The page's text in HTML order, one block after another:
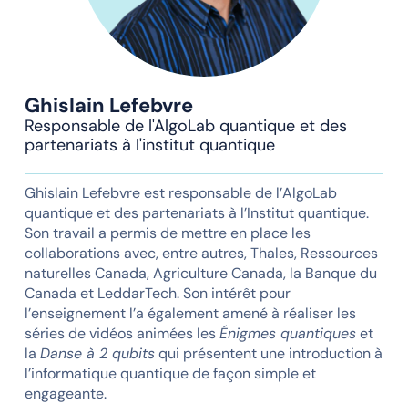
Ghislain Lefebvre
Responsable de l'AlgoLab quantique et des
partenariats à l'institut quantique
Ghislain Lefebvre est responsable de l’AlgoLab
quantique et des partenariats à l’Institut quantique.
Son travail a permis de mettre en place les
collaborations avec, entre autres, Thales, Ressources
naturelles Canada, Agriculture Canada, la Banque du
Canada et LeddarTech. Son intérêt pour
l’enseignement l’a également amené à réaliser les
séries de vidéos animées lesÉnigmes quantiqueset
la Danse à 2 qubitsqui présentent une introduction à
l’informatique quantique de façon simple et
engageante.